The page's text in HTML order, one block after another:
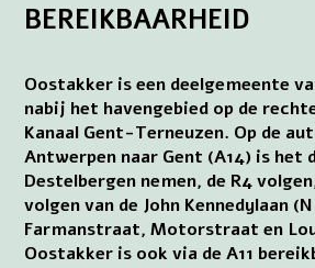
BEREIKBAARHEID
Oostakker is een deelgemeente
nabij het havengebied op de
Kanaal Gent-Terneuzen. Op de
Antwerpen naar Gent (A14) is het
Destelbergen nemen, de R4
volgen van de John Kennedylaan
Farmanstraat, Motorstraat en
Oostakker is ook via de A11